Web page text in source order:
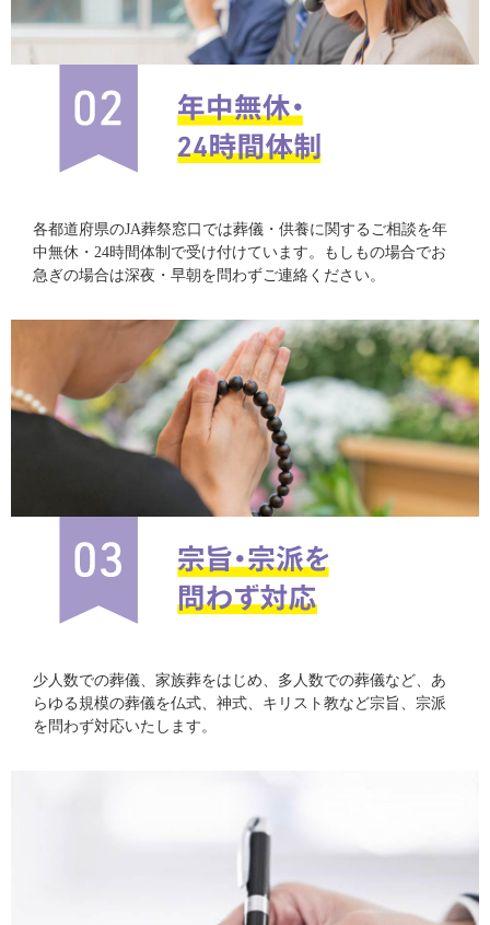
各都道府県のJA葬祭窓口では葬儀・供養に関するご相談を年
中無休・24時間体制で受け付けています。もしもの場合でお
急ぎの場合は深夜・早朝を問わずご連絡ください。
少人数での葬儀、家族葬をはじめ、多人数での葬儀など、あ
らゆる規模の葬儀を仏式、神式、キリスト教など宗旨、宗派
を問わず対応いたします。